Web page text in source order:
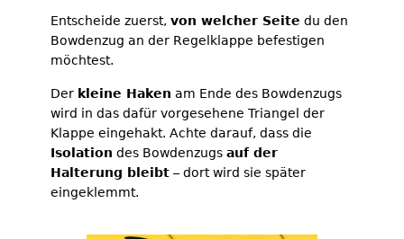
Entscheide zuerst, von welcher Seite du den
Bowdenzug an der Regelklappe befestigen
möchtest.
Der kleine Haken am Ende des Bowdenzugs
wird in das dafür vorgesehene Triangel der
Klappe eingehakt. Achte darauf, dass die
Isolation des Bowdenzugs auf der
Halterung bleibt – dort wird sie später
eingeklemmt.